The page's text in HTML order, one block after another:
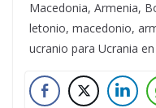
Macedonia, Armenia,
letonio, macedonio,
ucranio para Ucrania